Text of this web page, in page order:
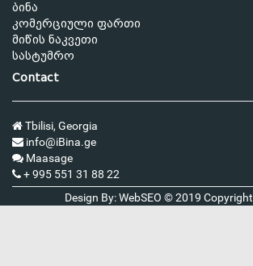
ბინა
კომერციული ფართი
მიწის ნაკვეთი
სასტუმრო
Contact
Tbilisi, Georgia
info@iBina.ge
Maasage
+ 995 551 31 88 22
Design By: WebSEO © 2019 Copyright